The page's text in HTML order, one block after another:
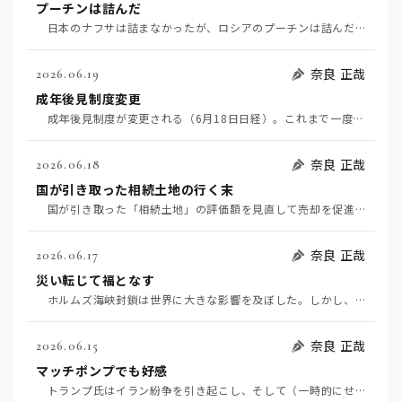
プーチンは詰んだ
日本のナフサは詰まなかったが、ロシアのプーチンは詰んだようだ。ウクライナのドローン攻撃でロシア国内…
2026.06.19
奈良 正哉
成年後見制度変更
成年後見制度が変更される（6月18日日経）。これまで一度後見人が就くと終身だったのが、途中でやめら…
2026.06.18
奈良 正哉
国が引き取った相続土地の行く末
国が引き取った「相続土地」の評価額を見直して売却を促進する（6月18日日経）。 しかし、そもそも…
2026.06.17
奈良 正哉
災い転じて福となす
ホルムズ海峡封鎖は世界に大きな影響を及ぼした。しかし、よいこともあった。政府の迅速な対応の成果であ…
2026.06.15
奈良 正哉
マッチポンプでも好感
トランプ氏はイラン紛争を引き起こし、そして（一時的にせよ）解決した。文字通りのマッチポンプだ。 …